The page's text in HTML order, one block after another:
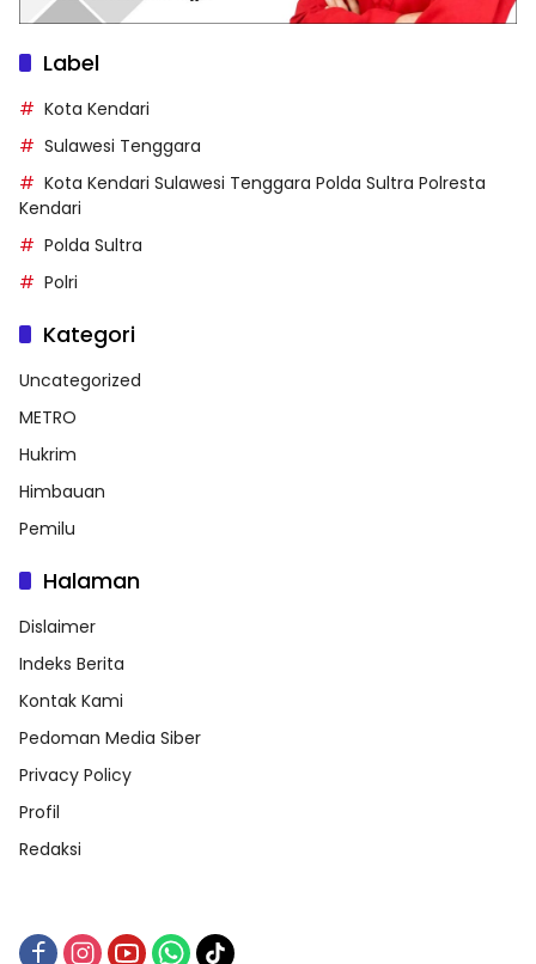
Label
Kota Kendari
Sulawesi Tenggara
Kota Kendari Sulawesi Tenggara Polda Sultra Polresta
Kendari
Polda Sultra
Polri
Kategori
Uncategorized
METRO
Hukrim
Himbauan
Pemilu
Halaman
Dislaimer
Indeks Berita
Kontak Kami
Pedoman Media Siber
Privacy Policy
Profil
Redaksi